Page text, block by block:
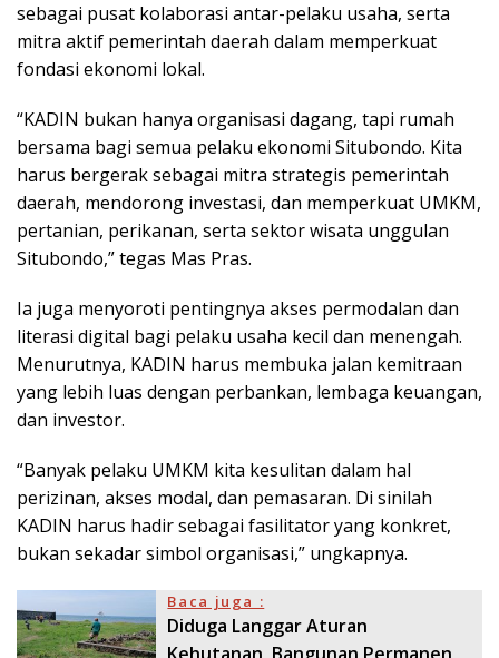
sebagai pusat kolaborasi antar-pelaku usaha, serta
mitra aktif pemerintah daerah dalam memperkuat
fondasi ekonomi lokal.
“KADIN bukan hanya organisasi dagang, tapi rumah
bersama bagi semua pelaku ekonomi Situbondo. Kita
harus bergerak sebagai mitra strategis pemerintah
daerah, mendorong investasi, dan memperkuat UMKM,
pertanian, perikanan, serta sektor wisata unggulan
Situbondo,” tegas Mas Pras.
Ia juga menyoroti pentingnya akses permodalan dan
literasi digital bagi pelaku usaha kecil dan menengah.
Menurutnya, KADIN harus membuka jalan kemitraan
yang lebih luas dengan perbankan, lembaga keuangan,
dan investor.
“Banyak pelaku UMKM kita kesulitan dalam hal
perizinan, akses modal, dan pemasaran. Di sinilah
KADIN harus hadir sebagai fasilitator yang konkret,
bukan sekadar simbol organisasi,” ungkapnya.
Baca juga :
Diduga Langgar Aturan